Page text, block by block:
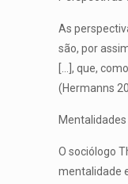
As
são, por
[…], que,
(Hermanns
O sociólogo
mentalidade